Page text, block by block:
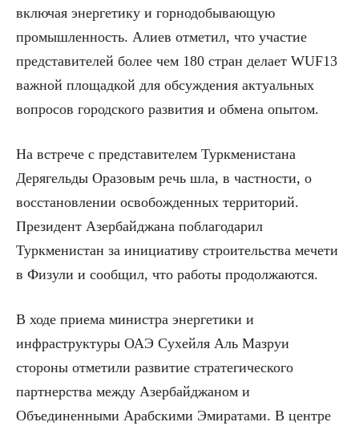
включая энергетику и горнодобывающую
промышленность. Алиев отметил, что участие
представителей более чем 180 стран делает WUF13
важной площадкой для обсуждения актуальных
вопросов городского развития и обмена опытом.
На встрече с представителем Туркменистана
Дерягельды Оразовым речь шла, в частности, о
восстановлении освобожденных территорий.
Президент Азербайджана поблагодарил
Туркменистан за инициативу строительства мечети
в Физули и сообщил, что работы продолжаются.
В ходе приема министра энергетики и
инфраструктуры ОАЭ Сухейля Аль Мазруи
стороны отметили развитие стратегического
партнерства между Азербайджаном и
Объединенными Арабскими Эмиратами. В центре